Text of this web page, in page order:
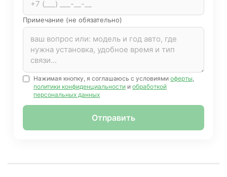
Примечание (не обязательно)
Нажимая кнопку, я соглашаюсь с условиями оферты,
политики конфиденциальности и обработкой
персональных данных
Отправить